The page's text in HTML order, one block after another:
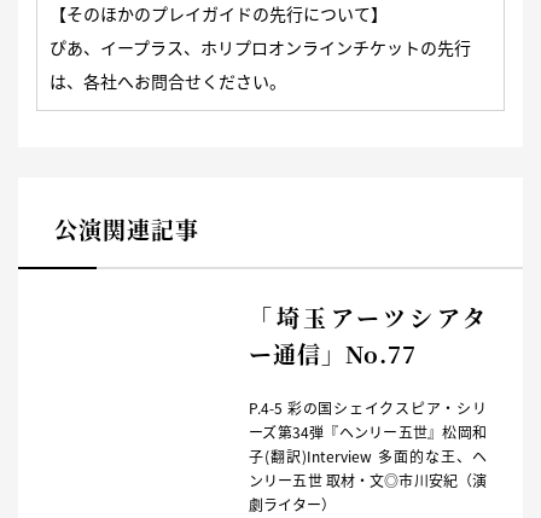
【そのほかのプレイガイドの先行について】
ぴあ、イープラス、ホリプロオンラインチケットの先行
は、各社へお問合せください。
公演関連記事
「埼玉アーツシアタ
ー通信」No.77
P.4-5 彩の国シェイクスピア・シリ
ーズ第34弾『ヘンリー五世』松岡和
子(翻訳)Interview 多面的な王、ヘ
ンリー五世 取材・文◎市川安紀（演
劇ライター）